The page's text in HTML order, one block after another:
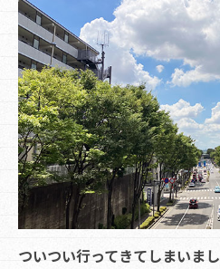
ついつい行ってきてしまいまし